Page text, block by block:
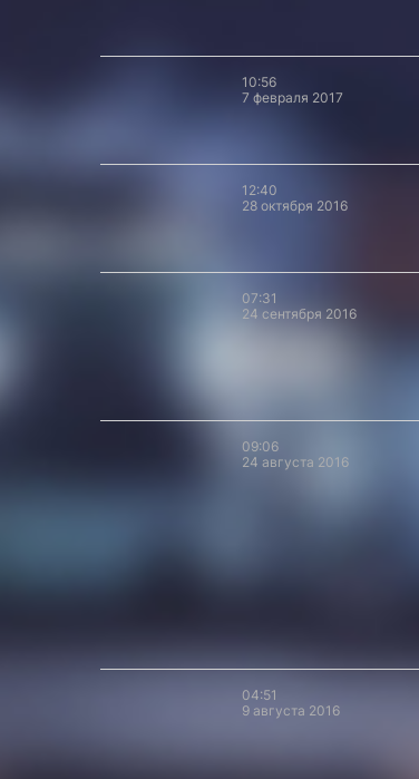
10:56
7 февраля 2017
12:40
28 октября 2016
07:31
24 сентября 2016
09:06
24 августа 2016
04:51
9 августа 2016